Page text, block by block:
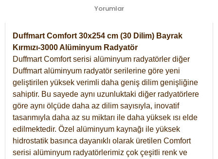
Yorumlar
Duffmart Comfort 30x254 cm (30 Dilim) Bayrak
Kırmızı-3000 Alüminyum Radyatör
Duffmart Comfort serisi alüminyum radyatörler diğer
Duffmart alüminyum radyatör serilerine göre yeni
geliştirilen yüksek verimli daha geniş dilim genişliğine
sahiptir. Bu sayede aynı uzunluktaki diğer radyatörlere
göre aynı ölçüde daha az dilim sayısıyla, inovatif
tasarımıyla daha az su miktarı ile daha yüksek ısı elde
edilmektedir. Özel alüminyum kaynağı ile yüksek
hidrostatik basınca dayanıklı olarak üretilen Comfort
serisi alüminyum radyatörlerimiz çok çeşitli renk ve